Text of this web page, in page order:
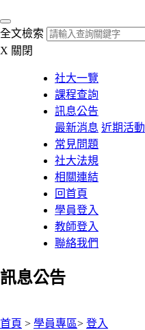
全文檢索
X 關閉
社大一覽
課程查詢
訊息公告
最新消息 近期活動
常見問題
社大法規
相關連結
回首頁
學員登入
教師登入
聯絡我們
訊息公告
首頁 > 學員專區> 登入